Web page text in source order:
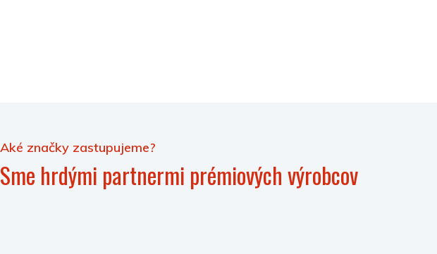
Aké značky zastupujeme?
Sme hrdými partnermi prémiových výrobcov